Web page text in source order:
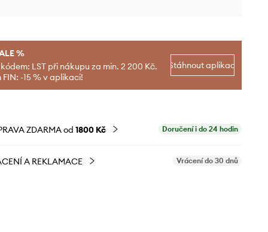
%
LST při nákupu za min. 2 200 Kč.
FIN: -15 % v aplikaci!
Stáhnout aplikaci
ZDARMA od 1800 Kč Doručení i do 24 hodin
A REKLAMACE Vrácení do 30 dnů